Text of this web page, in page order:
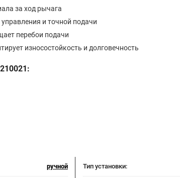
за ход рычага
и точной подачи
перебои подачи
износостойкость и долговечность
ручной Тип установки: